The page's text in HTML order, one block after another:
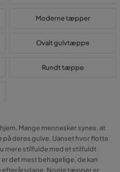
Moderne tæpper
Ovalt gulvtæppe
Rundt tæppe
Mange mennesker synes, at
deres gulve. Uanset hvor flotte
mere stilfulde med et stilfuldt
det mest behagelige, de kan
efterårsdage. Nogle tæpper er